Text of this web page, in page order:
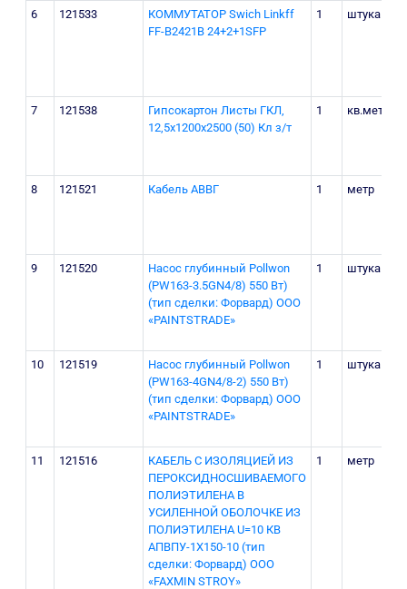
6 121533
КОММУТАТОР Swich Linkff
FF-B2421B 24+2+1SFP
1 штука
7 121538
Гипсокартон Листы ГКЛ,
12,5х1200х2500 (50) Кл з/т
1 кв.метр
8 121521 Кабель АВВГ 1 метр
9 121520
Насос глубинный Pollwon
(PW163-3.5GN4/8) 550 Вт)
(тип сделки: Форвард) ООО
«PAINTSTRADE»
1 штука
10 121519
Насос глубинный Pollwon
(PW163-4GN4/8-2) 550 Вт)
(тип сделки: Форвард) ООО
«PAINTSTRADE»
1 штука
11 121516
КАБЕЛЬ С ИЗОЛЯЦИЕЙ ИЗ
ПЕРОКСИДНОСШИВАЕМОГО
ПОЛИЭТИЛЕНА В
УСИЛЕННОЙ ОБОЛОЧКЕ ИЗ
ПОЛИЭТИЛЕНА U=10 КВ
АПВПУ-1Х150-10 (тип
сделки: Форвард) OOO
«FAXMIN STROY»
1 метр